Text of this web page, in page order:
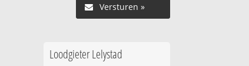
Versturen »
Loodgieter Lelystad